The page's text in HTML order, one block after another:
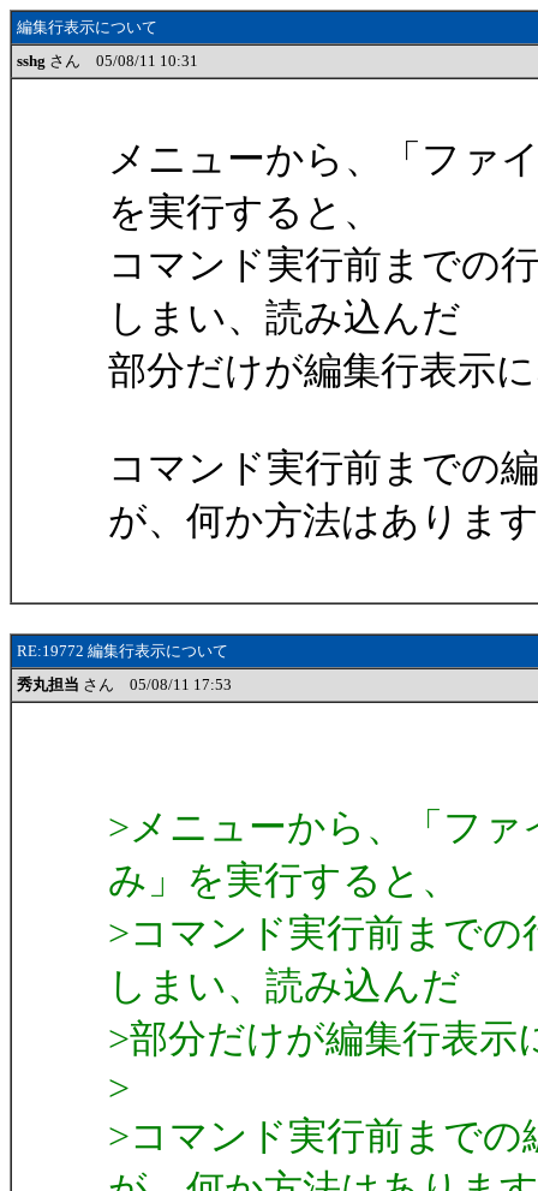
編集行表示について
sshg さん 05/08/11 10:31
メニューから、「ファ
を実行すると、
コマンド実行前までの
しまい、読み込んだ
部分だけが編集行表示
コマンド実行前までの
が、何か方法はありま
RE:19772 編集行表示について
秀丸担当 さん 05/08/11 17:53
>メニューから、「フ
み」を実行すると、
>コマンド実行前まで
しまい、読み込んだ
>部分だけが編集行表
>
>コマンド実行前まで